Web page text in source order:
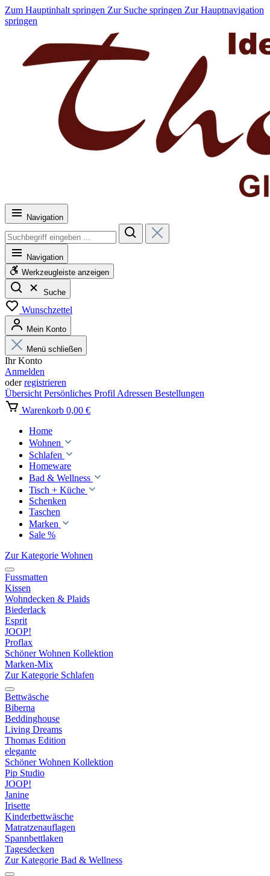
Zum Hauptinhalt springen Zur Suche springen Zur Hauptnavigation
springen
Navigation
Navigation
Werkzeugleiste anzeigen
Suche
Wunschzettel
Mein Konto
Menü schließen
Ihr Konto
Anmelden
oderregistrieren
Übersicht Persönliches Profil Adressen Bestellungen
Warenkorb 0,00 €
Home
Wohnen
Schlafen
Homeware
Bad & Wellness
Tisch + Küche
Schenken
Taschen
Marken
Sale %
Zur Kategorie Wohnen
Fussmatten
Kissen
Wohndecken & Plaids
Biederlack
Esprit
JOOP!
Proflax
Schöner Wohnen Kollektion
Marken-Mix
Zur Kategorie Schlafen
Bettwäsche
Biberna
Beddinghouse
Living Dreams
Thomas Edition
elegante
Schöner Wohnen Kollektion
Pip Studio
JOOP!
Janine
Irisette
Kinderbettwäsche
Matratzenauflagen
Spannbettlaken
Tagesdecken
Zur Kategorie Bad & Wellness